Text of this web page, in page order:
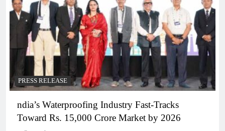
PRESS RELEASE
ndia’s Waterproofing Industry Fast-Tracks
Toward Rs. 15,000 Crore Market by 2026